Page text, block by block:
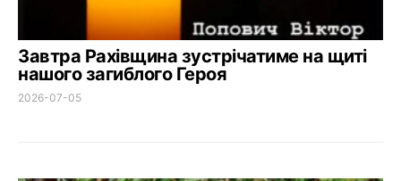
Завтра Рахівщина зустрічатиме на щиті
нашого загиблого Героя
2026-07-05